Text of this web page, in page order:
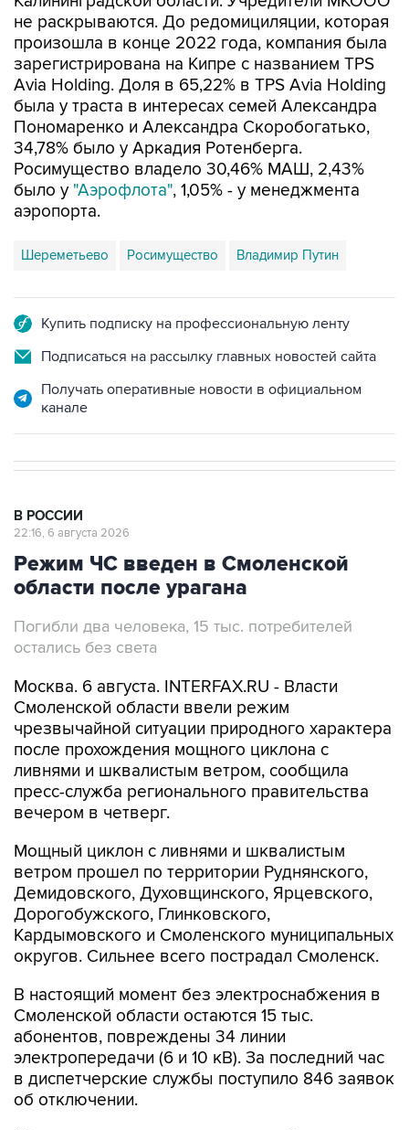
произошла в конце 2022 года, компания была
зарегистрирована на Кипре с названием TPS
Avia Holding. Доля в 65,22% в TPS Avia Holding
была у траста в интересах семей Александра
Пономаренко и Александра Скоробогатько,
34,78% было у Аркадия Ротенберга.
Росимущество владело 30,46% МАШ, 2,43%
было у "Аэрофлота", 1,05% - у менеджмента
аэропорта.
Шереметьево
Подписаться на рассылку главных новостей сайта
Получать оперативные новости в официальном
канале
Режим ЧС введен в Смоленской
области после урагана
Погибли два человека, 15 тыс. потребителей
Москва. 6 августа. INTERFAX.RU - Власти
чрезвычайной ситуации природного характера
после прохождения мощного циклона с
ливнями и шквалистым ветром, сообщила
пресс-служба регионального правительства
вечером в четверг.
Мощный циклон с ливнями и шквалистым
Демидовского, Духовщинского, Ярцевского,
Дорогобужского, Глинковского,
Кардымовского и Смоленского муниципальных
округов. Сильнее всего пострадал Смоленск.
В настоящий момент без электроснабжения в
абонентов, повреждены 34 линии
электропередачи (6 и 10 кВ). За последний час
в диспетчерские службы поступило 846 заявок
об отключении.
"К сожалению, во время стихии в Смоленске не